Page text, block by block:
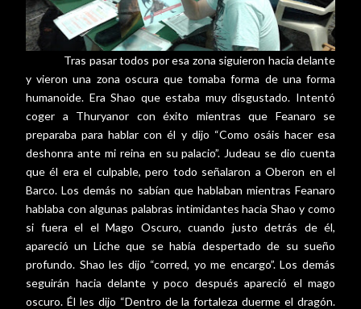
Tras pasar todos por esa zona siguieron hacia delante
y vieron una zona oscura que tomaba forma de una forma
humanoide. Era Shao que estaba muy disgustado. Intentó
coger a Thuryanor con éxito mientras que Feanaro se
preparaba para hablar con él y dijo “Como osáis hacer esa
deshonra ante mi reina en su palacio”. Judeau se dio cuenta
que él era el culpable, pero todo señalaron a Oberon en el
Barco. Los demás no sabían que hablaban mientras Feanaro
hablaba con algunas palabras intimidantes hacia Shao y como
si fuera el el Mago Oscuro, cuando justo detrás de él,
apareció un Liche que se había despertado de su sueño
profundo. Shao les dijo “corred, yo me encargo”. Los demás
seguirán hacia delante y poco después apareció el mago
oscuro. Él les dijo “Dentro de la fortaleza duerme el dragón.